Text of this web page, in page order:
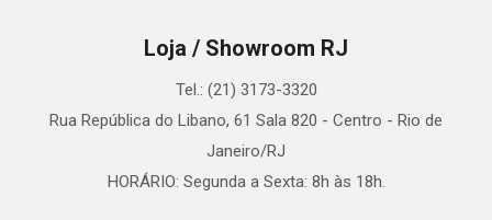
Loja / Showroom RJ
Tel.: (21) 3173-3320
Rua República do Libano, 61 Sala 820 - Centro - Rio de
Janeiro/RJ
HORÁRIO: Segunda a Sexta: 8h às 18h.